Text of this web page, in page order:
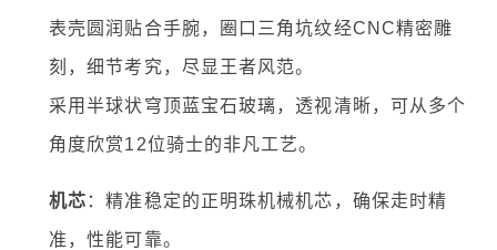
表壳圆润贴合手腕，圈口三角坑纹经CNC精密雕
刻，细节考究，尽显王者风范。
采用半球状穹顶蓝宝石玻璃，透视清晰，可从多个
角度欣赏12位骑士的非凡工艺。
机芯 ：精准稳定的正明珠机械机芯，确保走时精
准，性能可靠。